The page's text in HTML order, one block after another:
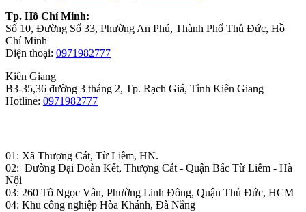
Tp. Hồ Chí Minh:
Số 10, Đường Số 33, Phường An Phú, Thành Phố Thủ Đức, Hồ
Chí Minh
Điện thoại: 0971982777
Kiên Giang
B3-35,36 đường 3 tháng 2, Tp. Rạch Giá, Tỉnh Kiên Giang
Hotline: 0971982777
01: Xã Thượng Cát, Từ Liêm, HN.
02: Đường Đại Đoàn Kết, Thượng Cát - Quận Bắc Từ Liêm - Hà
Nội
03: 260 Tô Ngọc Vân, Phường Linh Đông, Quận Thủ Đức, HCM
04: Khu công nghiệp Hòa Khánh, Đà Nẵng